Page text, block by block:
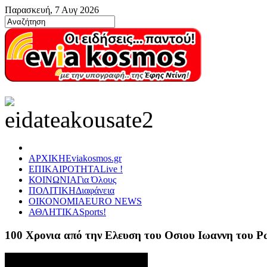
Παρασκευή, 7 Αυγ 2026
ΑΡΧΙΚΗEviakosmos.gr
ΕΠΙΚΑΙΡΟΤΗΤΑLive !
ΚΟΙΝΩΝΙΑΓια Όλους
ΠΟΛΙΤΙΚΗΔιαφάνεια
ΟΙΚΟΝΟΜΙΑEURO NEWS
ΑΘΛΗΤΙΚΑSports!
100 Χρονια από την Ελευση του Οσιου Ιωαννη του